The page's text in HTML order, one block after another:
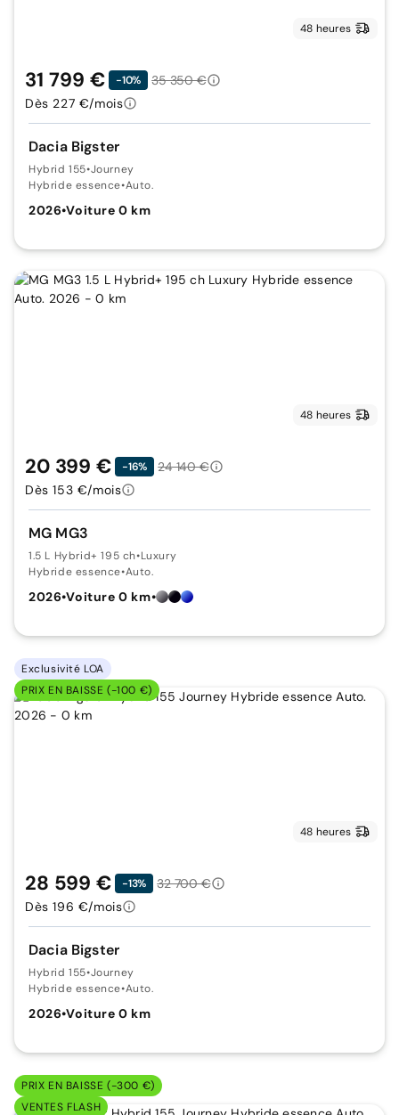
48 heures
Dacia Bigster
Hybrid 155•Journey
Hybride essence•Auto.
2026•Voiture 0 km
31 799 € -10%
35 350 €
Dès 227 €/mois
48 heures
MG MG3
1.5 L Hybrid+ 195 ch•Luxury
Hybride essence•Auto.
2026•Voiture 0 km•
20 399 € -16%
24 140 €
Dès 153 €/mois
Exclusivité LOA
PRIX EN BAISSE (-100 €)
48 heures
Dacia Bigster
Hybrid 155•Journey
Hybride essence•Auto.
2026•Voiture 0 km
28 599 € -13%
32 700 €
Dès 196 €/mois
PRIX EN BAISSE (-300 €)
VENTES FLASH